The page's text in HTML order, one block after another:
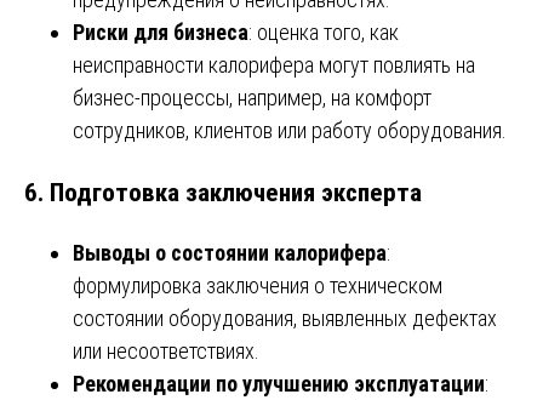
Риски для бизнеса: оценка того, как
неисправности калорифера могут повлиять на
бизнес-процессы, например, на комфорт
сотрудников, клиентов или работу оборудования.
6. Подготовка заключения эксперта
Выводы о состоянии калорифера:
формулировка заключения о техническом
состоянии оборудования, выявленных дефектах
или несоответствиях.
Рекомендации по улучшению эксплуатации: